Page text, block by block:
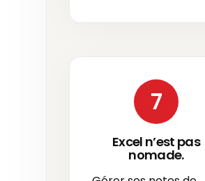
7
Excel n’est pas
nomade.